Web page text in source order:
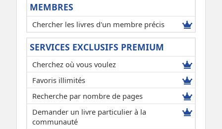
MEMBRES
Chercher les livres d'un membre précis
SERVICES EXCLUSIFS PREMIUM
Cherchez où vous voulez
Favoris illimités
Recherche par nombre de pages
Demander un livre particulier à la
communauté